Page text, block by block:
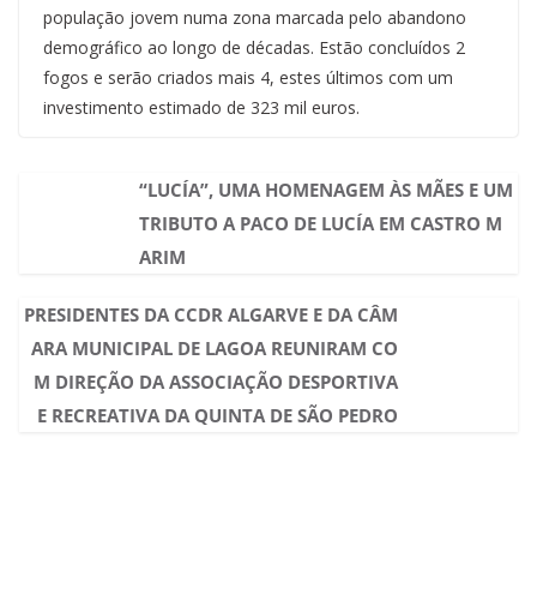
população jovem numa zona marcada pelo abandono
demográfico ao longo de décadas. Estão concluídos 2
fogos e serão criados mais 4, estes últimos com um
investimento estimado de 323 mil euros.
“LUCÍA”, UMA HOMENAGEM ÀS MÃES E UM
TRIBUTO A PACO DE LUCÍA EM CASTRO M
ARIM
PRESIDENTES DA CCDR ALGARVE E DA CÂM
ARA MUNICIPAL DE LAGOA REUNIRAM CO
M DIREÇÃO DA ASSOCIAÇÃO DESPORTIVA
E RECREATIVA DA QUINTA DE SÃO PEDRO